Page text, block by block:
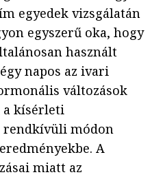
egyedek vizsgálatán
egyszerű oka, hogy
használt
napos az ivari
változások
a kísérleti
módon
A
miatt az